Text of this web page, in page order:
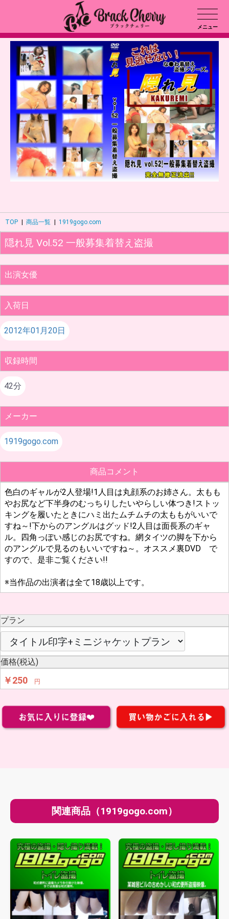
メニュー
TOP 商品一覧 1919gogo.com
隠れ見 Vol.52 一般募集着替え盗撮
出演女優
入荷日
2012年01月20日
収録時間
42分
メーカー
1919gogo.com
商品コメント
色白のギャルが2人登場!1人目は丸顔系のお姉さん。太もも
やお尻など下半身のむっちりしたいやらしい体つき!ストッ
キングを履いたときにハミ出たムチムチの太ももがいいで
すね～!下からのアングルはグッド!2人目は面長系のギャ
ル。四角っぽい感じのお尻ですね。網タイツの脚を下から
のアングルで見るのもいいですね～。オススメ裏DVD で
すので、是非ご覧ください!!
※当作品の出演者は全て18歳以上です。
プラン
価格(税込)
￥250 円
関連商品（1919gogo.com）